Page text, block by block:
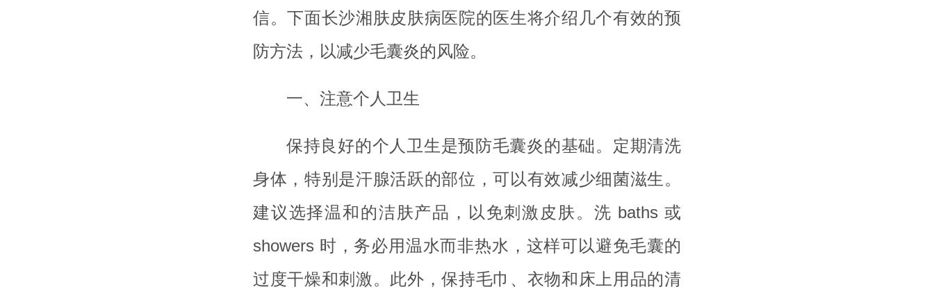
信。下面长沙湘肤皮肤病医院的医生将介绍几个有效的预
防方法，以减少毛囊炎的风险。
一、注意个人卫生
保持良好的个人卫生是预防毛囊炎的基础。定期清洗
身体，特别是汗腺活跃的部位，可以有效减少细菌滋生。
建议选择温和的洁肤产品，以免刺激皮肤。洗 baths 或
showers 时，务必用温水而非热水，这样可以避免毛囊的
过度干燥和刺激。此外，保持毛巾、衣物和床上用品的清